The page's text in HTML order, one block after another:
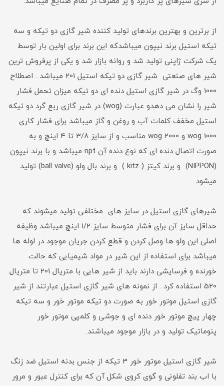
از برترین و بهترین برندهای تولید کننده شیر گازی دو تیکه و سه
تیکه استیل برند نیپون میباشدکه این برند برای اولین بار توسط
یک شرکت ژاپنی تولید شد و روانه بازار شد و یکی از پرفروش ترین
شیر های صنعتی شیر گازی دو تیکه استیل 201 میباشد . اصطلاح
1000 وگ در شیر گازی استیل دنده ای دو تیکه میزان تحمل فشار
شیر را نشان می دهدو عبارت (wog) در شیر گازی ربع گرد دو تیکه
استیل مخفف کلمات آب و روغن و گاز میباشد برای فشار کاری
1000 wog و 2000 wog مناسب و از سایز 3/8 تا 4 اینچ و به
صورت اتصال دنده ای که نوع دنده آن npt میباشد و با برند نیپون
(NIPPON) و برند کیتز ( kitz ) و برند بال ولو (ball valve) تولید
میشود .
شیرهای گازی استیل در سایز های مختلفی تولید میشوند که
حداقل سایز آن برای فشار متوسط سایز 1/2 اینچ میباشد وظیفه
اصلی این ولو ها وصل کردن و قطع کردن جریان موجود در لوله ها
میباشد برای استفاده از این شیر در مواد شیمیایی که حالت
خورنده و فرسایشی دارند باید از شیر هایی با متریال 201 تا متریال
520 استفاده کرد . از نمونه های شیر گازی استیل عبارتند از شیر
گازی استیل موتور خور به صورت دو تیکه موتور خور و سه تیکه
چهار پیچ موتور خور دنده ای و جوشی و کلمپی موتور خور
پنوماتیک تولید و در بازار موجود میباشند.
شیر گازی استیل موتور خور 3 تیکه از جنس بدنه استیل ضد زنگ
با اب بند تفلونی و گوی کروی شکل آن که برای کنترل عبور و مرور